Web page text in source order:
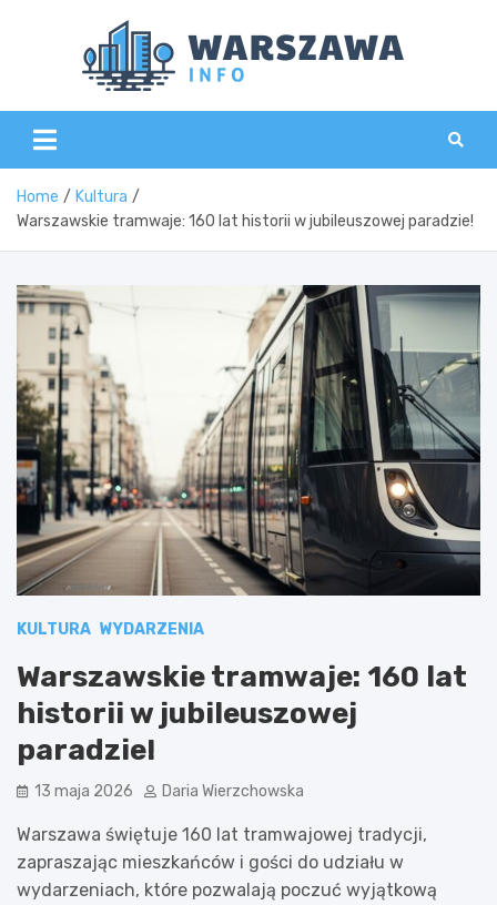
Home
Kultura
Warszawskie tramwaje: 160 lat historii w jubileuszowej paradzie!
KULTURA WYDARZENIA
Warszawskie tramwaje: 160 lat
historii w jubileuszowej
paradzie!
13 maja 2026 Daria Wierzchowska
Warszawa świętuje 160 lat tramwajowej tradycji,
zapraszając mieszkańców i gości do udziału w
wydarzeniach, które pozwalają poczuć wyjątkową